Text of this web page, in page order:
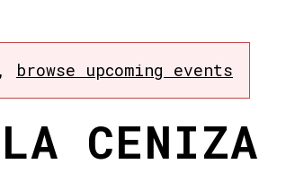
, browse upcoming events
CENIZA